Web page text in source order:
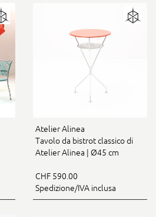
Atelier Alinea
Tavolo da bistrot classico di
Atelier Alinea | Ø45 cm
CHF 590.00
Spedizione/IVA inclusa